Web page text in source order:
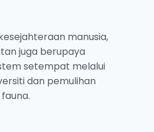
manusia,
juga berupaya
setempat melalui
dan pemulihan